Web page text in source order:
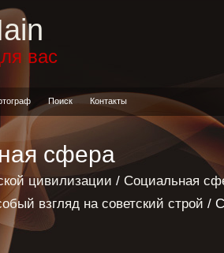
вас
Поиск Контакты
сфера
цивилизации / Социальная
взгляд на советский строй /